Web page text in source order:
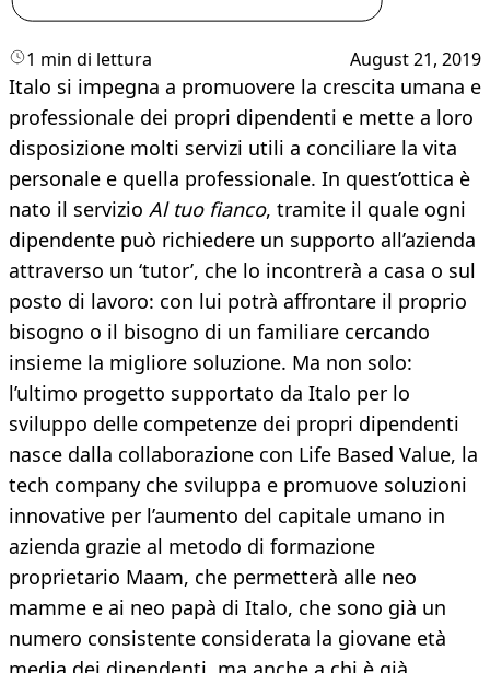
1 min di lettura August 21, 2019
Italo si impegna a promuovere la crescita umana e
professionale dei propri dipendenti e mette a loro
disposizione molti servizi utili a conciliare la vita
personale e quella professionale. In quest’ottica è
nato il servizio Al tuo fianco, tramite il quale ogni
dipendente può richiedere un supporto all’azienda
attraverso un ‘tutor’, che lo incontrerà a casa o sul
posto di lavoro: con lui potrà affrontare il proprio
bisogno o il bisogno di un familiare cercando
insieme la migliore soluzione. Ma non solo:
l’ultimo progetto supportato da Italo per lo
sviluppo delle competenze dei propri dipendenti
nasce dalla collaborazione con Life Based Value, la
tech company che sviluppa e promuove soluzioni
innovative per l’aumento del capitale umano in
azienda grazie al metodo di formazione
proprietario Maam, che permetterà alle neo
mamme e ai neo papà di Italo, che sono già un
numero consistente considerata la giovane età